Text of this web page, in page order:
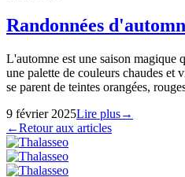
Randonnées
L'automne est une saison magique
une palette de couleurs chaudes et
se parent de teintes orangées,
9 février 2025Lire plus→
←Retour aux articles